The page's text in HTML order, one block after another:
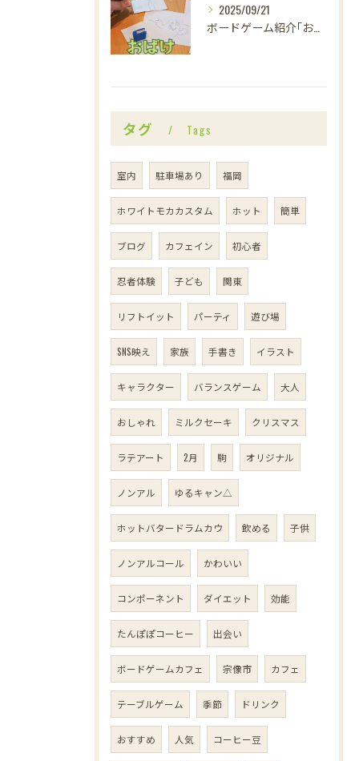
2025/09/21
タグ Tags
室内 駐車場あり 福岡
ホワイトモカカスタム ホット 簡単
ブログ カフェイン 初心者
忍者体験 子ども 関東
リフトイット パーティ 遊び場
SNS映え 家族 手書き イラスト
キャラクター バランスゲーム 大人
おしゃれ ミルクセーキ クリスマス
ラテアート 2月 駒 オリジナル
ノンアル ゆるキャン△
ホットバタードラムカウ 飲める 子供
ノンアルコール かわいい
コンポーネント ダイエット 効能
たんぽぽコーヒー 出会い
ボードゲームカフェ 宗像市 カフェ
テーブルゲーム 季節 ドリンク
おすすめ 人気 コーヒー豆